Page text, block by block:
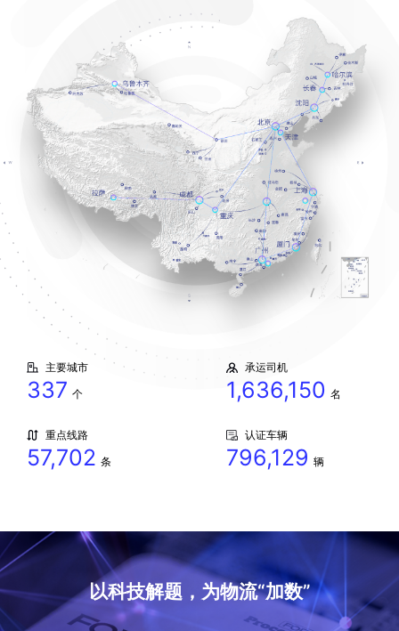
主要城市
337 个
承运司机
1,636,150 名
重点线路
57,702 条
认证车辆
796,129 辆
以科技解题，为物流“加数”